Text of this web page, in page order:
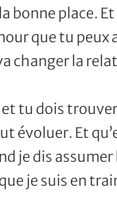
bonne place. Et
que tu peux
changer la
et tu dois
évoluer. Et
je dis
je suis en